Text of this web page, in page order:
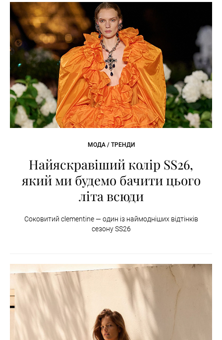
МОДА / ТРЕНДИ
Найяскравіший колір SS26,
який ми будемо бачити цього
літа всюди
Соковитий clementine — один із наймодніших відтінків
сезону SS26